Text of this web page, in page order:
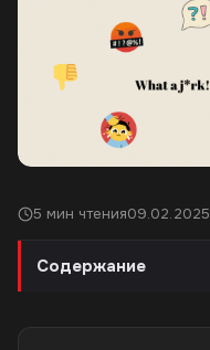
5 мин чтения09.02.2025
Содержание